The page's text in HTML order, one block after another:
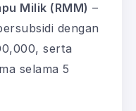
Milik (RMM) –
dengan
serta
selama 5